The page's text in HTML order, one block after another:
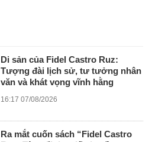
Di sản của Fidel Castro Ruz:
Tượng đài lịch sử, tư tưởng nhân
văn và khát vọng vĩnh hằng
16:17 07/08/2026
Ra mắt cuốn sách “Fidel Castro